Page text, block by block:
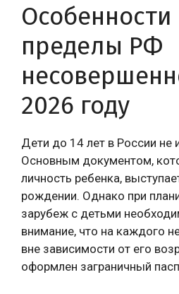
пределы РФ
2026 году
Дети до 14 лет в России не
Основным документом,
личность ребенка,
рождении. Однако при
зарубеж с детьми
внимание, что на каждого
вне зависимости от его
оформлен заграничный